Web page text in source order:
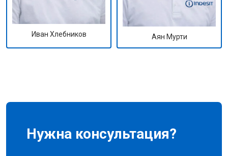
Иван Хлебников Аян Мурти
Нужна консультация?